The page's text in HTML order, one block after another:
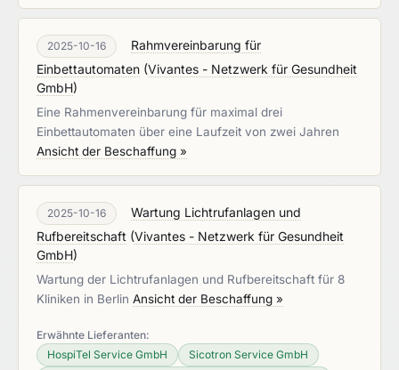
2025-10-16
Rahmvereinbarung für
Einbettautomaten (Vivantes - Netzwerk für Gesundheit
GmbH)
Eine Rahmenvereinbarung für maximal drei
Einbettautomaten über eine Laufzeit von zwei Jahren
Ansicht der Beschaffung »
2025-10-16
Wartung Lichtrufanlagen und
Rufbereitschaft (Vivantes - Netzwerk für Gesundheit
GmbH)
Wartung der Lichtrufanlagen und Rufbereitschaft für 8
Kliniken in Berlin Ansicht der Beschaffung »
Erwähnte Lieferanten:
HospiTel Service GmbH
Sicotron Service GmbH